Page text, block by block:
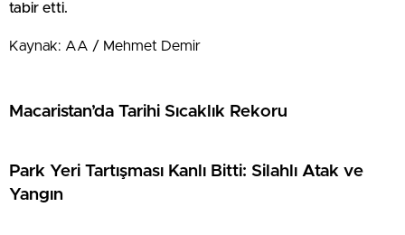
tabir etti.
Kaynak: AA / Mehmet Demir
Macaristan’da Tarihi Sıcaklık Rekoru
Park Yeri Tartışması Kanlı Bitti: Silahlı Atak ve
Yangın